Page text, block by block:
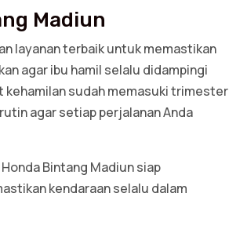
Madiun
layanan terbaik untuk memastikan
agar ibu hamil selalu didampingi
sudah memasuki trimester
agar setiap perjalanan Anda
Honda Bintang Madiun siap
kendaraan selalu dalam